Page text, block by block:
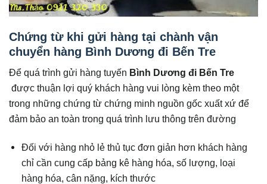
Chứng từ khi gửi hàng tại chành vận
chuyển hàng Bình Dương đi Bến Tre
Để quá trình gửi hàng tuyến Bình Dương đi Bến Tre
được thuận lợi quý khách hàng vui lòng kèm theo một
trong những chứng từ chứng minh nguồn gốc xuất xứ để
đảm bảo an toàn trong quá trình lưu thông trên đường
Đối với hàng nhỏ lẻ thủ tục đơn giản hơn khách hàng
chỉ cần cung cấp bảng kê hàng hóa, số lượng, loại
hàng hóa, cân nặng, kích thước